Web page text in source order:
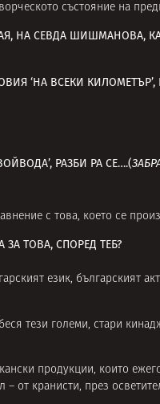
състояние на
НА СЕВДА ШИШМАНОВА,
‘НА ВСЕКИ
РАЗБИ РА СЕ….(
с това, което се
ТОВА, СПОРЕД ТЕБ?
език, българският
тези големи, стари
продукции, които
от кранисти, през